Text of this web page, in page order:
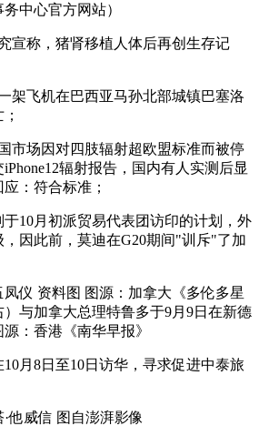
中心官方网站）
宣称，猪肾移植人体后再创生存记
架飞机在巴西亚马孙北部城镇巴塞洛
市场因对四肢辐射超欧盟标准而被停
辐射报告，国内有人实测后显
：符合标准；
10月初派贸易代表团访印的计划，外
因此前，莫迪在G20期间"训斥"了加
仪 资料图 图源：加拿大《多伦多星
与加拿大总理特鲁多于9月9日在新德
：香港《南华早报》
月8日至10日访华，寻求促进中泰旅
他威信 图自澎湃影像